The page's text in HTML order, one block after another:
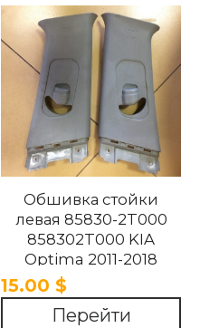
Обшивка стойки
левая 85830-2T000
858302T000 KIA
Optima 2011-2018
15.00 $
Перейти